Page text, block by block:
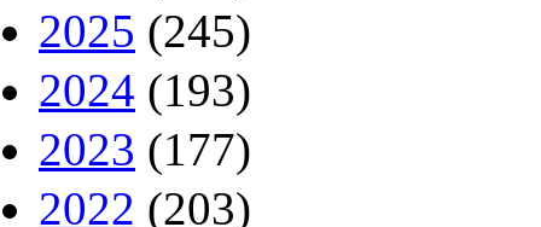
2025 (245)
2024 (193)
2023 (177)
2022 (203)